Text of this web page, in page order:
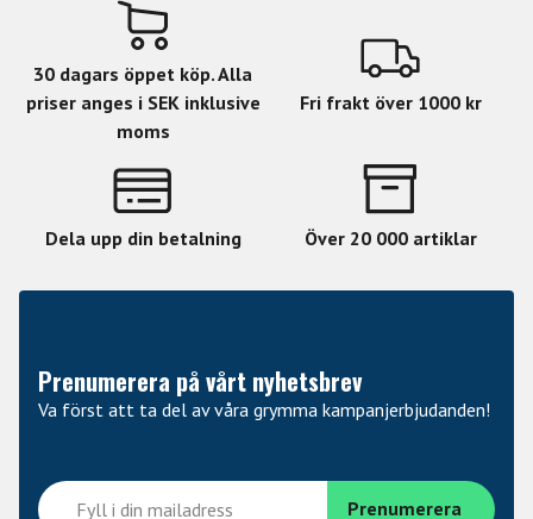
Tuners: Gotoh Locking
Bridge: Floyd Rose Original
Neck PU: EMG 66-7H
Bridge PU: EMG 57-7H
Strings: Elixir Nanoweb Super Light
(.009/.011/.016/.024/.032/.042/.056)
Case Included: Yes
30 dagars öppet köp. Alla
priser anges i SEK inklusive
moms
Fri frakt över 1000 kr
Dela upp din betalning Över 20 000 artiklar
Prenumerera på vårt nyhetsbrev
Va först att ta del av våra grymma kampanjerbjudanden!